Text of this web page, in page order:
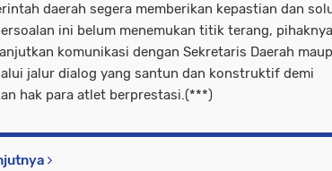
daerah segera memberikan kepastian dan
ini belum menemukan titik terang, pihaknya
komunikasi dengan Sekretaris Daerah
jalur dialog yang santun dan konstruktif demi
hak para atlet berprestasi.(***)